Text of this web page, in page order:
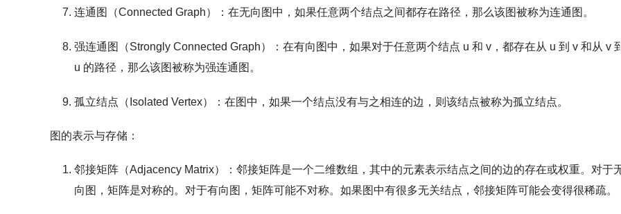
连通图（Connected Graph） ：在无向图中，如果任意两个结点之间都存在路径，那么该图被称为连通图。
强连通图（Strongly Connected Graph）
：在有向图中，如果对于任意两个结点 u 和 v，都存在从 u 到 v 和从 v
u 的路径，那么该图被称为强连通图。
孤立结点（Isolated Vertex） ：在图中，如果一个结点没有与之相连的边，则该结点被称为孤立结点。
图的表示与存储 ：
邻接矩阵（Adjacency Matrix）
：邻接矩阵是一个二维数组，其中的元素表示结点之间的边的存在或权重。对于
向图，矩阵是对称的。对于有向图，矩阵可能不对称。如果图中有很多无关结点，邻接矩阵可能会变得很稀疏。